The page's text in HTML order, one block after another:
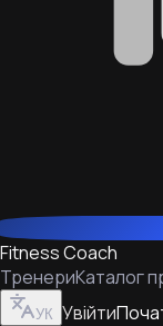
Fitness Coach
ТренериКаталог
УК Увійти